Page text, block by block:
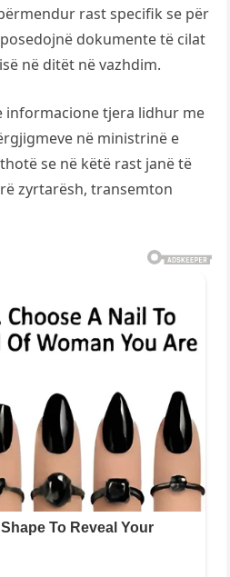
rast specifik se për
dokumente të cilat
në ditët në vazhdim.
informacione tjera lidhur me
në ministrinë e
se në këtë rast janë të
zyrtarësh, transemton